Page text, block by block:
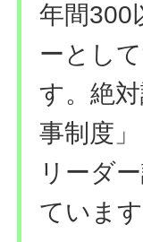
年間300
ーとし
す。絶
事制度
リーダ
ています